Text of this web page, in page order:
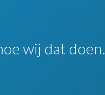
wij dat doen.